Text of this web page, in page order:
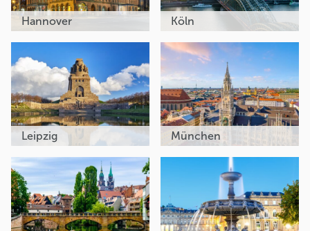
Hannover Köln
Leipzig München